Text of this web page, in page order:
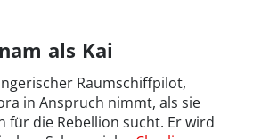
als Kai
Raumschiffpilot,
in Anspruch nimmt, als sie
für die Rebellion sucht. Er wird